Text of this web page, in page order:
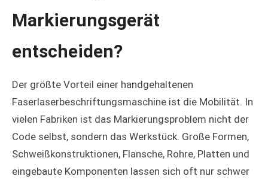
Markierungsgerät
entscheiden?
Der größte Vorteil einer handgehaltenen
Faserlaserbeschriftungsmaschine ist die Mobilität. In
vielen Fabriken ist das Markierungsproblem nicht der
Code selbst, sondern das Werkstück. Große Formen,
Schweißkonstruktionen, Flansche, Rohre, Platten und
eingebaute Komponenten lassen sich oft nur schwer